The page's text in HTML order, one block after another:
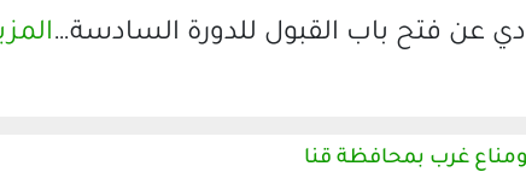
عن فتح باب القبول للدورة السادسة…
غرب بمحافظة قنا